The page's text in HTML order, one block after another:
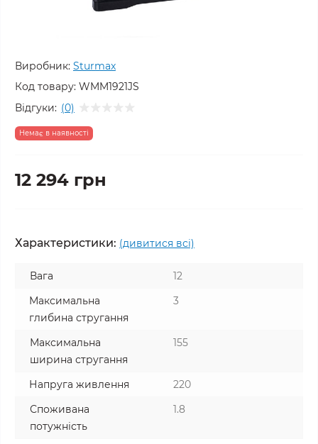
Виробник: Sturmax
Код товару: WMM1921JS
Відгуки: (0)
Немає в наявності
12 294 грн
Характеристики: (дивитися всі)
Вага
12
Максимальна
глибина стругання
3
Максимальна
ширина стругання
155
Напруга живлення
220
Споживана
потужність
1.8